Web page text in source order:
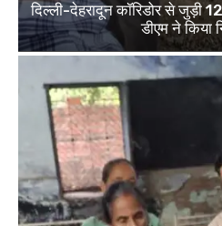
दिल्ली-देहरादून कॉरिडोर से जुड़ी
डीएम ने किया